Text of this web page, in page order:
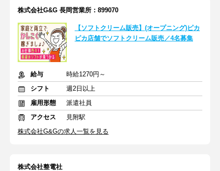
株式会社G&G 長岡営業所：899070
【ソフトクリーム販売】(オープニング)ピカ
ピカ店舗でソフトクリーム販売／4名募集
給与
時給1270円～
シフト
週2日以上
雇用形態
派遣社員
アクセス
見附駅
株式会社G&Gの求人一覧を見る
株式会社整電社